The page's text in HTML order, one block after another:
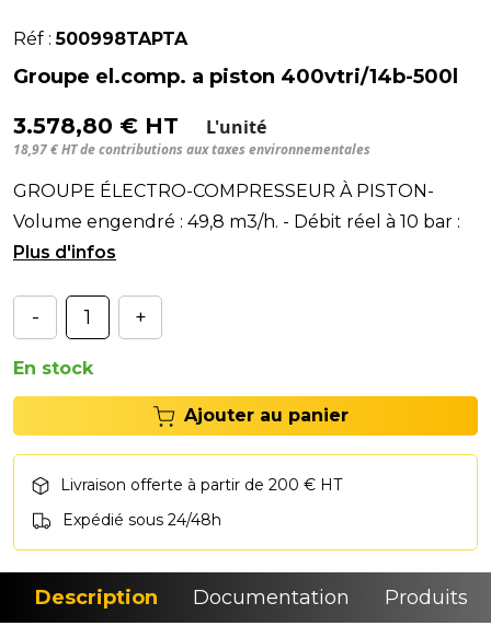
Réf :500998TAPTA
Groupe el.comp. a piston 400vtri/14b-500l
3.578,80 € HT L'unité
18,97 € HT de contributions aux taxes environnementales
GROUPE ÉLECTRO-COMPRESSEUR À PISTON-
Volume engendré : 49,8 m3/h. - Débit réel à 10 bar :
34,2 m3/h.
- +
En stock
Ajouter au panier
Livraison offerte à partir de 200 € HT
Expédié sous 24/48h
Description Documentation Produits